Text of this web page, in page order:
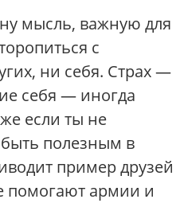
мысль, важную для
с
ни себя. Страх —
себя — иногда
если ты не
полезным в
пример друзей
помогают армии и